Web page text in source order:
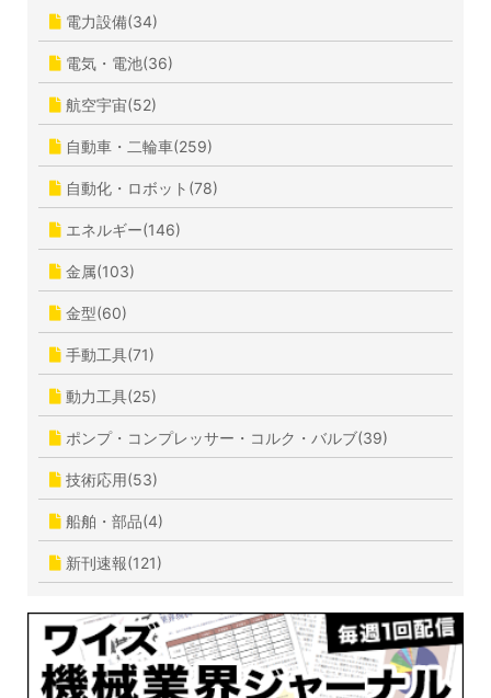
電力設備(34)
電気・電池(36)
航空宇宙(52)
自動車・二輪車(259)
自動化・ロボット(78)
エネルギー(146)
金属(103)
金型(60)
手動工具(71)
動力工具(25)
ポンプ・コンプレッサー・コルク・バルブ(39)
技術応用(53)
船舶・部品(4)
新刊速報(121)